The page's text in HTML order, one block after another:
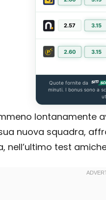
2.57 3.15
2.60 3.15
Quote fornite da
minuti. I bonus sono a
lontanamente
nuova squadra,
nell’ultimo test